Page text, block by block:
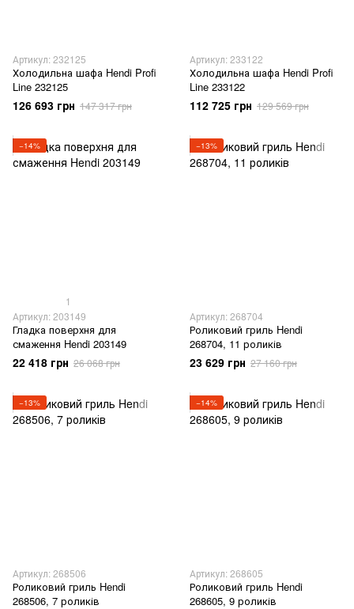
Артикул: 232125
Холодильна шафа Hendi Profi
Line 232125
126 693 грн 147 317 грн
Артикул: 233122
Холодильна шафа Hendi Profi
Line 233122
112 725 грн 129 569 грн
−14%
1
Артикул: 203149
Гладка поверхня для
смаження Hendi 203149
22 418 грн 26 068 грн
−13%
Артикул: 268704
Роликовий гриль Hendi
268704, 11 роликів
23 629 грн 27 160 грн
−13%
Артикул: 268506
Роликовий гриль Hendi
268506, 7 роликів
−14%
Артикул: 268605
Роликовий гриль Hendi
268605, 9 роликів